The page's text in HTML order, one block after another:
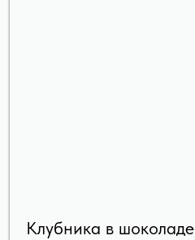
Клубника в шоколаде